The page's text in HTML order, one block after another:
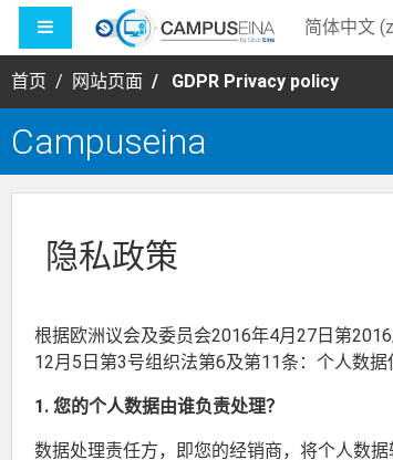
跳到主要内容
停靠面板 简体中文
首页 网站页面 GDPR Privacy policy
Campuseina
隐私政策
根据欧洲议会及委员会2016年4月27日第
12月5日第3号组织法第6及第11条：个人数据
1. 您的个人数据由谁负责处理？
数据处理责任方，即您的经销商，将个人数据